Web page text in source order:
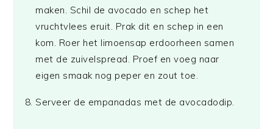
maken. Schil de avocado en schep het
vruchtvlees eruit. Prak dit en schep in een
kom. Roer het limoensap erdoorheen samen
met de zuivelspread. Proef en voeg naar
eigen smaak nog peper en zout toe.
Serveer de empanadas met de avocadodip.